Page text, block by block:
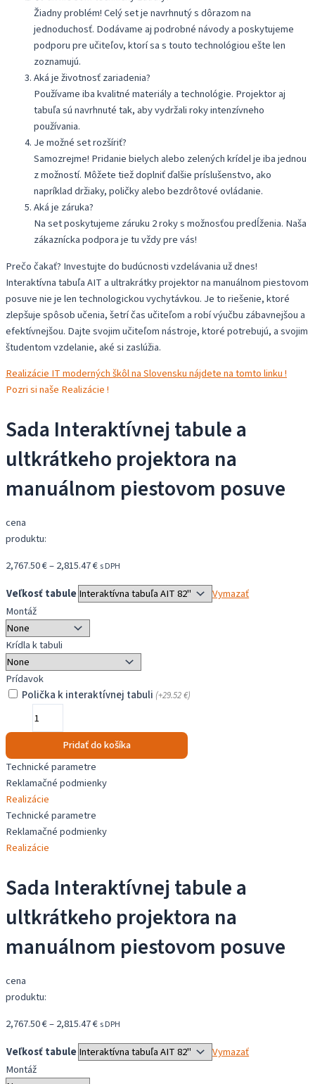
Žiadny problém! Celý set je navrhnutý s dôrazom na
jednoduchosť. Dodávame aj podrobné návody a poskytujeme
podporu pre učiteľov, ktorí sa s touto technológiou ešte len
zoznamujú.
Aká je životnosť zariadenia?
Používame iba kvalitné materiály a technológie. Projektor aj
tabuľa sú navrhnuté tak, aby vydržali roky intenzívneho
používania.
Je možné set rozšíriť?
Samozrejme! Pridanie bielych alebo zelených krídel je iba jednou
z možností. Môžete tiež doplniť ďalšie príslušenstvo, ako
napríklad držiaky, poličky alebo bezdrôtové ovládanie.
Aká je záruka?
Na set poskytujeme záruku 2 roky s možnosťou predĺženia. Naša
zákaznícka podpora je tu vždy pre vás!
Prečo čakať? Investujte do budúcnosti vzdelávania už dnes!
Interaktívna tabuľa AIT a ultrakrátky projektor na manuálnom piestovom
posuve nie je len technologickou vychytávkou. Je to riešenie, ktoré
zlepšuje spôsob učenia, šetrí čas učiteľom a robí výučbu zábavnejšou a
efektívnejšou. Dajte svojim učiteľom nástroje, ktoré potrebujú, a svojim
študentom vzdelanie, aké si zaslúžia.
Realizácie IT moderných škôl na Slovensku nájdete na tomto linku !
Pozri si naše Realizácie !
Sada Interaktívnej tabule a
ultkrátkeho projektora na
manuálnom piestovom posuve
cena
produktu:
2,767.50€–2,815.47€Price
2,767.50 €
s DPH
Veľkosť tabule
Vymazať
Montáž
Krídla k tabuli
Prídavok
Polička k interaktívnej tabuli (+29.52€)
množstvo
tabule
a
ultkrátkeho
projektora
na
manuálnom
Pridať do košíka
Technické parametre
Reklamačné podmienky
Realizácie
Technické parametre
Reklamačné podmienky
Realizácie
Sada Interaktívnej tabule a
ultkrátkeho projektora na
manuálnom piestovom posuve
cena
produktu:
2,767.50€–2,815.47€Price
2,767.50 €
s DPH
Veľkosť tabule
Vymazať
Montáž